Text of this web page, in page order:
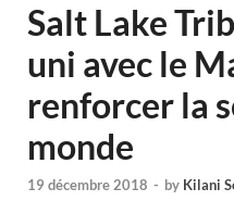
Salt Lake
uni avec le
renforcer la
monde
19 décembre 2018 - by Kilani